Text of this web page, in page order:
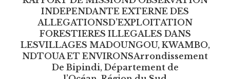
INDEPENDANTE EXTERNE DES
ALLEGATIONSD’EXPLOITATION
FORESTIERES ILLEGALES DANS
LESVILLAGES MADOUNGOU, KWAMBO,
NDTOUA ET ENVIRONSArrondissement
De Bipindi, Département de